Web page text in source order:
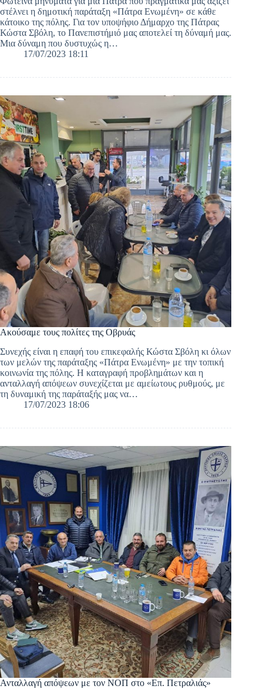
στέλνει η δημοτική παράταξη «Πάτρα Ενωμένη» σε κάθε
κάτοικο της πόλης. Για τον υποψήφιο Δήμαρχο της Πάτρας
Κώστα Σβόλη, το Πανεπιστήμιό μας αποτελεί τη δύναμή μας.
Μια δύναμη που δυστυχώς η…
17/07/2023 18:11
Ακούσαμε τους πολίτες της Οβρυάς
Συνεχής είναι η επαφή του επικεφαλής Κώστα Σβόλη κι όλων
των μελών της παράταξης «Πάτρα Ενωμένη» με την τοπική
κοινωνία της πόλης. Η καταγραφή προβλημάτων και η
ανταλλαγή απόψεων συνεχίζεται με αμείωτους ρυθμούς, με
τη δυναμική της παράταξής μας να…
17/07/2023 18:06
Ανταλλαγή απόψεων με τον ΝΟΠ στο «Επ. Πετραλιάς»